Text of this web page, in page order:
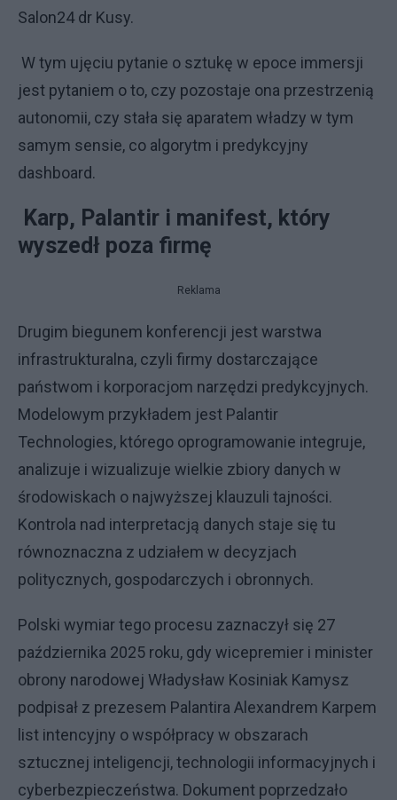
Salon24 dr Kusy.
W tym ujęciu pytanie o sztukę w epoce immersji
jest pytaniem o to, czy pozostaje ona przestrzenią
autonomii, czy stała się aparatem władzy w tym
samym sensie, co algorytm i predykcyjny
dashboard.
Karp, Palantir i manifest, który
wyszedł poza firmę
Reklama
Drugim biegunem konferencji jest warstwa
infrastrukturalna, czyli firmy dostarczające
państwom i korporacjom narzędzi predykcyjnych.
Modelowym przykładem jest Palantir
Technologies, którego oprogramowanie integruje,
analizuje i wizualizuje wielkie zbiory danych w
środowiskach o najwyższej klauzuli tajności.
Kontrola nad interpretacją danych staje się tu
równoznaczna z udziałem w decyzjach
politycznych, gospodarczych i obronnych.
Polski wymiar tego procesu zaznaczył się 27
października 2025 roku, gdy wicepremier i minister
obrony narodowej Władysław Kosiniak Kamysz
podpisał z prezesem Palantira Alexandrem Karpem
list intencyjny o współpracy w obszarach
sztucznej inteligencji, technologii informacyjnych i
cyberbezpieczeństwa. Dokument poprzedzało